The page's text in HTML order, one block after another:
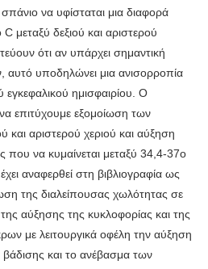
να υφίσταται μια διαφορά
μεταξύ δεξιού και αριστερού
ότι αν υπάρχει σημαντική
αυτό υποδηλώνει μια ανισορροπία
εγκεφαλικού ημισφαιρίου. Ο
επιτύχουμε εξομοίωση των
και αριστερού χεριού και αύξηση
που να κυμαίνεται μεταξύ 34,4-37o
αναφερθεί στη βιβλιογραφία ως
της διαλείπουσας χωλότητας σε
αύξησης της κυκλοφορίας και της
με λειτουργικά οφέλη την αύξηση
και το ανέβασμα των